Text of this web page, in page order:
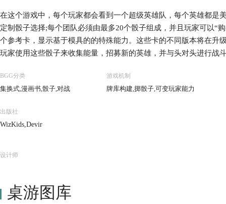
在这个游戏中，每个玩家都会看到一个超级英雄队，每个英雄都是
定制骰子选择;每个团队必须由最多20个骰子组成，并且玩家可以“
个参考卡，显示基于模具的的特殊能力。这些卡的不同版本将在升
玩家使用这些骰子来收集能量，招募新的英雄，并与头对头进行战
BGG分类
集换式,漫画书,骰子,对战
游戏机制
牌库构建,掷骰子,可变玩家能力
出版社
WizKids,Devir
设计师
桌游图库